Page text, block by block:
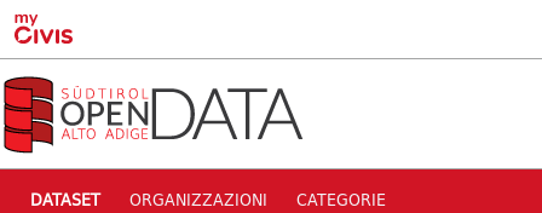
Skip to main content
DATASET ORGANIZZAZIONI CATEGORIE